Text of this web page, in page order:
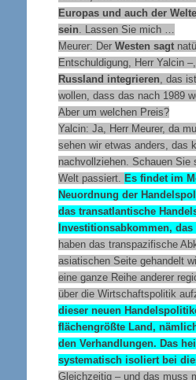
Europas und auch der
sein . Lassen Sie mich …
Meurer: Der Westen sagt
Entschuldigung, Herr Yalcin –,
Russland integrieren , das
wollen, dass das nach 1989
Aber um welchen Preis?
Yalcin: Ja, Herr Meurer, da
sehen wir etwas anders, das
nachvollziehen. Schauen Sie
Welt passiert. Es findet im
Neuordnung der
das transatlantische
Investitionsabkommen,
haben das transpazifische
asiatischen Seite gehandelt
eine ganze Reihe anderer
über die Wirtschaftspolitik
dieser neuen
flächengrößte Land,
den Verhandlungen. Das
systematisch isoliert bei
Gleichzeitig – und das muss